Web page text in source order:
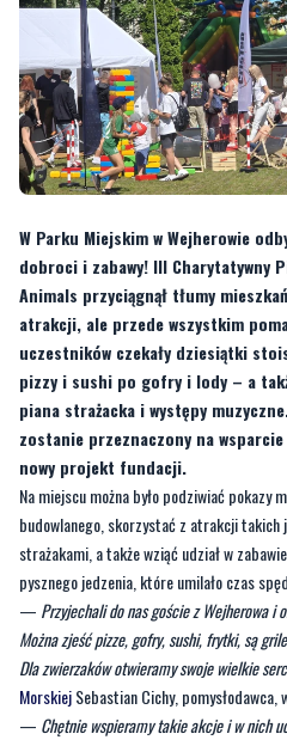
W Parku Miejskim w Wejherowie
dobroci i zabawy! III Charytatywny
Animals przyciągnął tłumy
atrakcji, ale przede wszystkim
uczestników czekały dziesiątki
pizzy i sushi po gofry i lody – a
piana strażacka i występy
zostanie przeznaczony na
nowy projekt fundacji.
Na miejscu można było podziwiać pokazy
budowlanego, skorzystać z atrakcji takich
strażakami, a także wziąć udział w
pysznego jedzenia, które umilało czas
— Przyjechali do nas goście z Wejherowa i
Można zjeść pizze, gofry, sushi, frytki, są
Dla zwierzaków otwieramy swoje wielkie
MorskiejSebastian Cichy,
— Chętnie wspieramy takie akcje i w nich